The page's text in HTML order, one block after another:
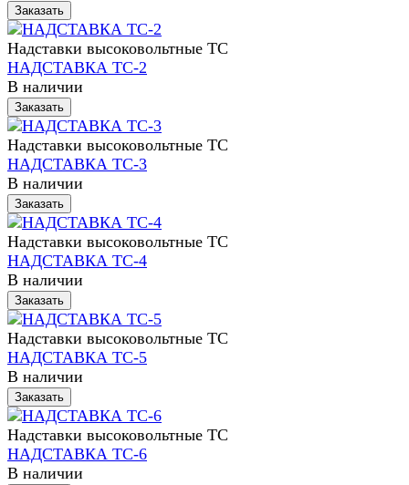
Заказать
Надставки высоковольтные ТС
НАДСТАВКА ТС-2
В наличии
Заказать
Надставки высоковольтные ТС
НАДСТАВКА ТС-3
В наличии
Заказать
Надставки высоковольтные ТС
НАДСТАВКА ТС-4
В наличии
Заказать
Надставки высоковольтные ТС
НАДСТАВКА ТС-5
В наличии
Заказать
Надставки высоковольтные ТС
НАДСТАВКА ТС-6
В наличии